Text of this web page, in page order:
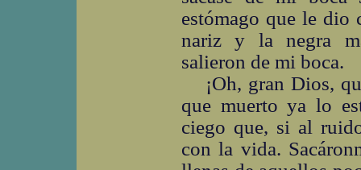
estómago que le dio
nariz y la negra
salieron de mi boca.
¡Oh, gran Dios,
que muerto ya lo
ciego que, si al
con la vida.